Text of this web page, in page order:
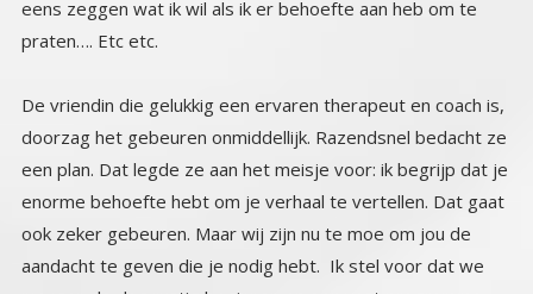
praten…. Etc etc.
De vriendin die gelukkig een ervaren therapeut en coach is,
doorzag het gebeuren onmiddellijk. Razendsnel bedacht ze
een plan. Dat legde ze aan het meisje voor: ik begrijp dat je
enorme behoefte hebt om je verhaal te vertellen. Dat gaat
ook zeker gebeuren. Maar wij zijn nu te moe om jou de
aandacht te geven die je nodig hebt. Ik stel voor dat we
morgen de dag rustig beginnen en een vast programma
starten. S’morgens rustig beginnen, ontbijten, lezen, in de
tuin werken etc. Dan lunchen en na de lunch samen een
oefening doen, en dan aan het eind van de middag op
apero tijd krijg jij een uur de tijd om alles wat je kwijt wil
aan verhalen, vragen, behoeften te uiten. Je krijgt dan onze
volle aandacht en ook antwoorden en oplossingen als we
die ontdekken. Dit voorstel aanvaardde ze (weliswaar
onder protest). Maar het vooruitzicht om elke dag een uur
te mogen praten ( klagen) was zo aantrekkelijk dus het